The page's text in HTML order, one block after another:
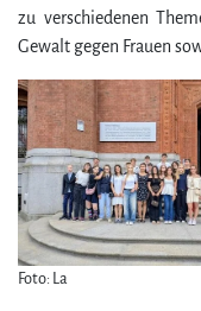
zu ver­schie­denen
Gewalt gegen Frauen
Foto: La